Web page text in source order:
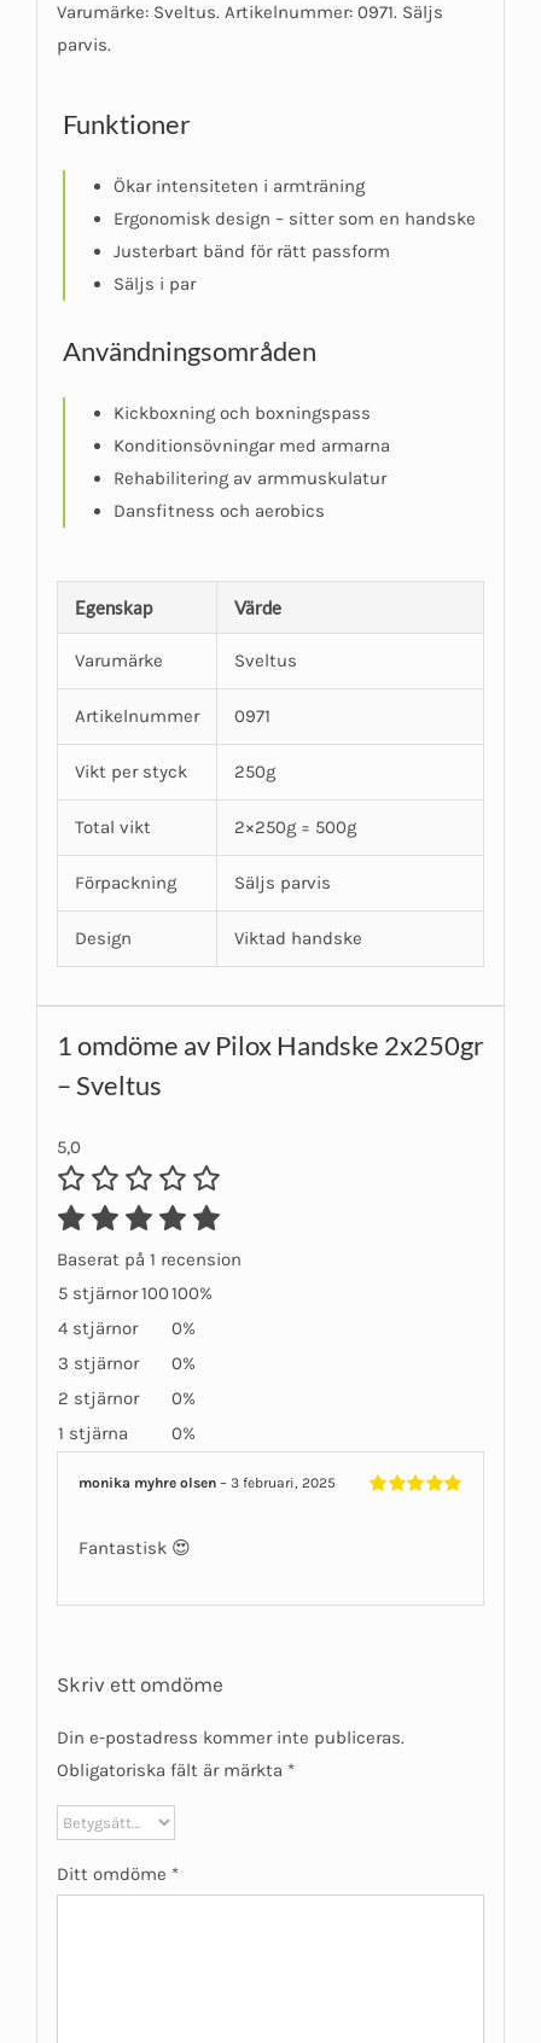
Varumärke: Sveltus. Artikelnummer: 0971. Säljs
parvis.
Funktioner
Ökar intensiteten i armträning
Ergonomisk design – sitter som en handske
Justerbart bänd för rätt passform
Säljs i par
Användningsområden
Kickboxning och boxningspass
Konditionsövningar med armarna
Rehabilitering av armmuskulatur
Dansfitness och aerobics
Egenskap Värde
Varumärke Sveltus
Artikelnummer 0971
Vikt per styck 250g
Total vikt 2×250g = 500g
Förpackning Säljs parvis
Design Viktad handske
1 omdöme av Pilox Handske 2x250gr
– Sveltus
5,0
Baserat på 1 recension
5 stjärnor100100%
4 stjärnor
0%
3 stjärnor
0%
2 stjärnor
0%
1 stjärna
0%
monika myhre olsen– 3 februari, 2025
Fantastisk 😍
Skriv ett omdöme
Din e-postadress kommer inte publiceras.
Obligatoriska fält är märkta *
Ditt omdöme *